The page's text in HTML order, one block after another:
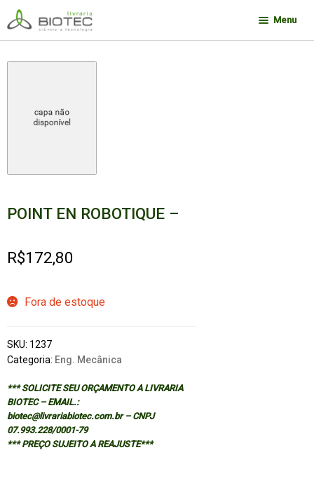
Pular
para
navegação
Pular
para
o
conteúdo
Menu
POINT EN ROBOTIQUE –
R$172,80
Fora de estoque
SKU: 1237
Categoria: Eng. Mecânica
*** SOLICITE SEU ORÇAMENTO A LIVRARIA
BIOTEC – EMAIL.:
biotec@livrariabiotec.com.br – CNPJ
07.993.228/0001-79
*** PREÇO SUJEITO A REAJUSTE***